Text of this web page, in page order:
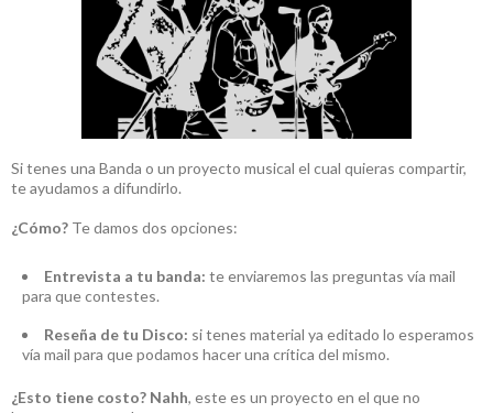
Si tenes una Banda o un proyecto musical el cual quieras compartir,
te ayudamos a difundirlo.
¿Cómo? Te damos dos opciones:
Entrevista a tu banda: te enviaremos las preguntas vía mail
para que contestes.
Reseña de tu Disco: si tenes material ya editado lo esperamos
vía mail para que podamos hacer una crítica del mismo.
¿Esto tiene costo? Nahh, este es un proyecto en el que no